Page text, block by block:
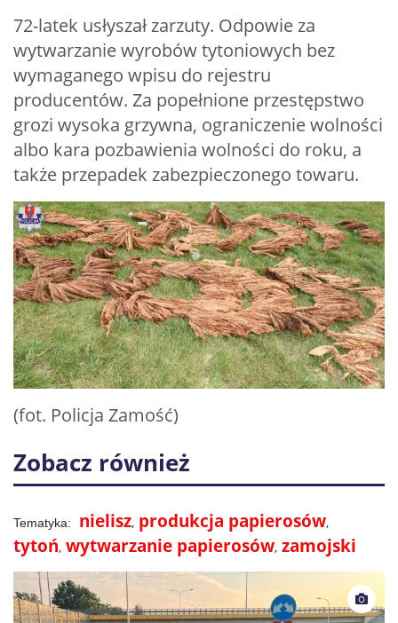
72-latek usłyszał zarzuty. Odpowie za
wytwarzanie wyrobów tytoniowych bez
wymaganego wpisu do rejestru
producentów. Za popełnione przestępstwo
grozi wysoka grzywna, ograniczenie wolności
albo kara pozbawienia wolności do roku, a
także przepadek zabezpieczonego towaru.
(fot. Policja Zamość)
Zobacz również
nielisz produkcja papierosów
tytoń wytwarzanie papierosów zamojski